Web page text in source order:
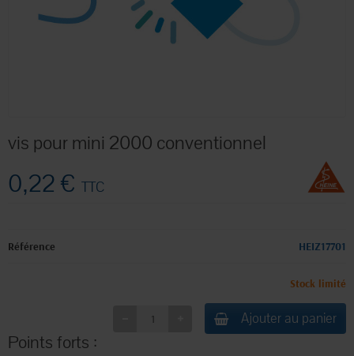
vis pour mini 2000 conventionnel
0,22 € TTC
Référence HEIZ17701
Stock limité
Ajouter au panier
Points forts :